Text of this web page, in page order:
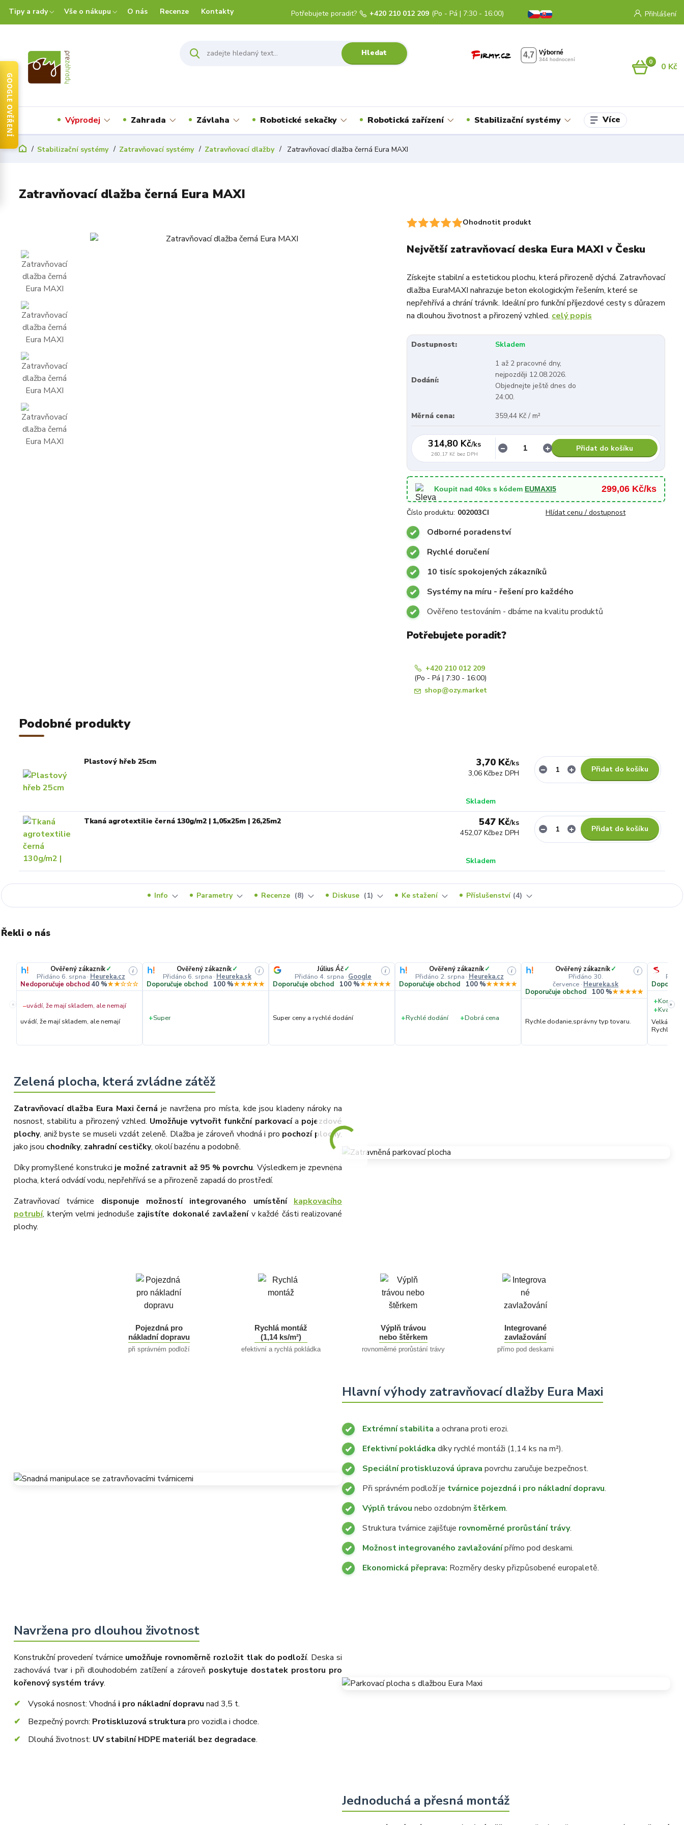
Tipy a rady Vše o nákupu O nás Recenze Kontakty Přihlášení
Hledat
Potřebujete poradit? +420 210 012 209 (Po - Pá | 7:30 - 16:00)
0 0 Kč
Výprodej Zahrada Závlaha Robotické sekačky Robotická zařízení Stabilizační systémy Více
Stabilizační systémy Zatravňovací systémy Zatravňovací dlažby Zatravňovací dlažba černá Eura MAXI
Zatravňovací dlažba černá Eura MAXI
Ohodnotit produkt
Největší zatravňovací deska Eura MAXI v Česku
Získejte stabilní a estetickou plochu, která přirozeně dýchá. Zatravňovací
dlažba EuraMAXI nahrazuje beton ekologickým řešením, které se
nepřehřívá a chrání trávník. Ideální pro funkční příjezdové cesty s důrazem
na dlouhou životnost a přirozený vzhled. celý popis
Dostupnost: Skladem
Dodání:
1 až 2 pracovné dny,
nejpozději 12.08.2026.
Objednejte ještě dnes do
24:00.
Měrná cena:
359,44 Kč / m²
314,80 Kč/ks
260,17 Kč bez DPH
Přidat do košíku
Koupit nad 40ks s kódem EUMAXI5 299,06 Kč/ks
Číslo produktu: 002003CI Hlídat cenu / dostupnost
Odborné poradenství
Rychlé doručení
10 tisíc spokojených zákazníků
Systémy na míru - řešení pro každého
Ověřeno testováním - dbáme na kvalitu produktů
Potřebujete poradit?
+420 210 012 209
(Po - Pá | 7:30 - 16:00)
shop@ozy.market
Podobné produkty
Plastový hřeb 25cm 3,70 Kč/ks
3,06 Kčbez DPH
Skladem
Přidat do košíku
Tkaná agrotextilie černá 130g/m2 | 1,05x25m | 26,25m2 547 Kč/ks
452,07 Kčbez DPH
Skladem
Přidat do košíku
Info Parametry Recenze 8 Diskuse 1 Ke stažení Příslušenství 4
Řekli o nás
«
Ověřený zákazník✓
Přidáno 6. srpna · Heureka.cz
i
Nedoporučuje obchod 40 %★★☆☆☆
−uvádí, že mají skladem, ale nemají
uvádí, že mají skladem, ale nemají
Ověřený zákazník✓
Přidáno 6. srpna · Heureka.sk
i
Doporučuje obchod 100 %★★★★★
+Super
Július Áč✓
Přidáno 4. srpna · Google
i
Doporučuje obchod 100 %★★★★★
Super ceny a rychlé dodání
Ověřený zákazník✓
Přidáno 2. srpna · Heureka.cz
i
Doporučuje obchod 100 %★★★★★
+Rychlé dodání +Dobrá cena
Ověřený zákazník✓
Přidáno 30.
července · Heureka.sk
i
Doporučuje obchod 100 %★★★★★
Rychle dodanie,správny typ tovaru.
+
+Kvalita
Velká
Rychlé
»
Zelená plocha, která zvládne zátěž
Zatravňovací dlažba Eura Maxi černáje navržena pro místa, kde jsou kladeny nároky na
nosnost, stabilitu a přirozený vzhled. Umožňuje vytvořit funkční parkovacía pojezdové
plochy, aniž byste se museli vzdát zeleně. Dlažba je zároveň vhodná i pro pochozí plochy,
jako jsou chodníky, zahradní cestičky, okolí bazénu a podobně.
Díky promyšlené konstrukci je možné zatravnit až 95 % povrchu. Výsledkem je zpevněná
plocha, která odvádí vodu, nepřehřívá se a přirozeně zapadá do prostředí.
Zatravňovací tvárnice disponuje možností integrovaného umístění kapkovacího
potrubí, kterým velmi jednoduše zajistíte dokonalé zavlaženív každé části realizované
plochy.
Pojezdná pro
nákladní dopravu
při správném podloží
Rychlá montáž
(1,14 ks/m²)
efektivní a rychlá pokládka
Výplň trávou
nebo štěrkem
rovnoměrné prorůstání trávy
Integrované
zavlažování
přímo pod deskami
Hlavní výhody zatravňovací dlažby Eura Maxi
Extrémní stabilita a ochrana proti erozi.
Efektivní pokládka díky rychlé montáži (1,14 ks na m²).
Speciální protiskluzová úprava povrchu zaručuje bezpečnost.
Při správném podloží je tvárnice pojezdná i pro nákladní dopravu.
Výplň trávou nebo ozdobným štěrkem.
Struktura tvárnice zajišťuje rovnoměrné prorůstání trávy.
Možnost integrovaného zavlažovánípřímo pod deskami.
Ekonomická přeprava: Rozměry desky přizpůsobené europaletě.
Navržena pro dlouhou životnost
Konstrukční provedení tvárnice umožňuje rovnoměrně rozložit tlak do podloží. Deska si
zachovává tvar i při dlouhodobém zatížení a zároveň poskytuje dostatek prostoru pro
kořenový systém trávy.
Vysoká nosnost: Vhodná i pro nákladní dopravu nad 3,5 t.
Bezpečný povrch: Protiskluzová struktura pro vozidla i chodce.
Dlouhá životnost: UV stabilní HDPE materiál bez degradace.
Jednoduchá a přesná montáž
GOOGLE OVĚŘENÍ